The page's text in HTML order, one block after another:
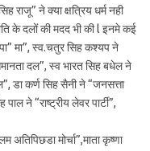
राजू” ने क्या क्षत्रिय धर्म नही
के दलों की मदद भी की l इनमे कई
मा”, स्व.चतुर सिह कश्यप ने
दल”, स्व भारत सिह बधेल ने
डा कर्ण सिह सैनी ने “जनसत्ता
पाल ने “राष्ट्रीय लेवर पार्टी”,
अतिपिछडा मोर्चा”,माता कृष्णा